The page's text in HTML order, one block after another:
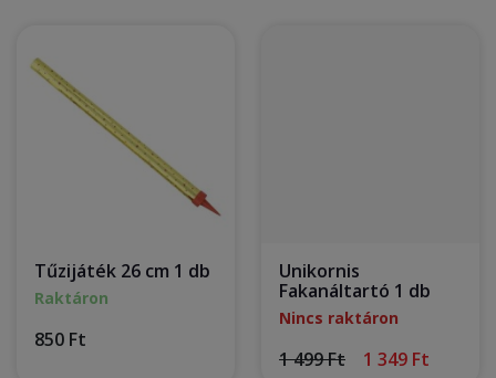
Tűzijáték 26 cm 1 db
Raktáron
850 Ft
Unikornis
Fakanáltartó 1 db
Nincs raktáron
1 499 Ft 1 349 Ft